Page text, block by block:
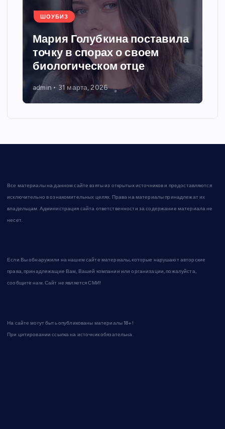
ШОУБИЗ
Мария Голубкина поставила
точку в спорах о своем
биологическом отце
admin 31 марта, 2026
Все материалы на данном сайте взяты из открытых источников и предоставляются
исключительно в ознакомительных целях. Права на материалы принадлежат их
владельцам. Администрация сайта ответственности за содержание материала не
несет.
Если Вы обнаружили на нашем сайте материалы, которые нарушают авторские
права, принадлежащие Вам, Вашей компании или организации, пожалуйста,
сообщите нам. Сайт не является СМИ!
На сайте могут быть опубликованы материалы 18+!
При цитировании ссылка на источник обязательна.